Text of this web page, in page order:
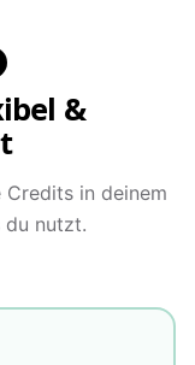
&
in deinem
du nutzt.